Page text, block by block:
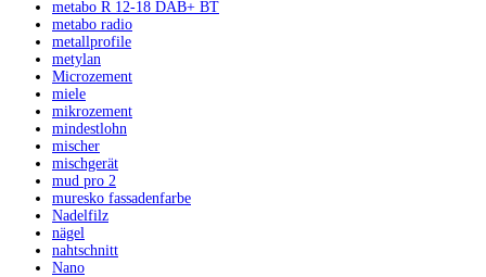
metabo R 12-18 DAB+ BT
metabo radio
metallprofile
metylan
Microzement
miele
mikrozement
mindestlohn
mischer
mischgerät
mud pro 2
muresko fassadenfarbe
Nadelfilz
nägel
nahtschnitt
Nano